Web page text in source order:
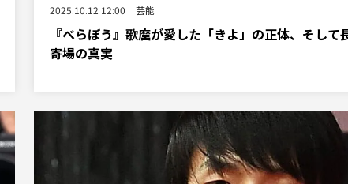
2025.10.12 12:00 芸能
『べらぼう』歌麿が愛した「きよ」の正体、そし
寄場の真実